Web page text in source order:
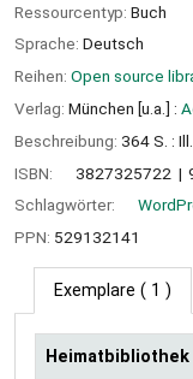
Ressourcentyp: Buch
Sprache: Deutsch
Reihen: Open source
Verlag: München [u.a.] :
Beschreibung: 364 S. :
ISBN:
3827325722
Schlagwörter:
PPN: 529132141
Exemplare ( 1 )
Heimatbibliothek